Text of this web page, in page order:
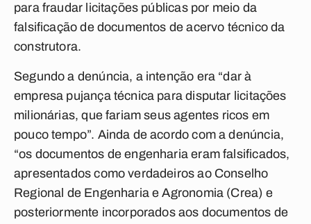
para fraudar licitações públicas por meio da
falsificação de documentos de acervo técnico da
construtora.
Segundo a denúncia, a intenção era “dar à
empresa pujança técnica para disputar licitações
milionárias, que fariam seus agentes ricos em
pouco tempo”. Ainda de acordo com a denúncia,
“os documentos de engenharia eram falsificados,
apresentados como verdadeiros ao Conselho
Regional de Engenharia e Agronomia (Crea) e
posteriormente incorporados aos documentos de